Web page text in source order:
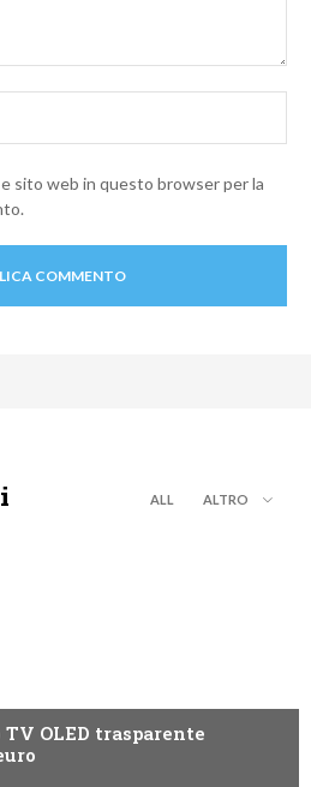
e sito web in questo browser per la
ALL ALTRO
OLED trasparente